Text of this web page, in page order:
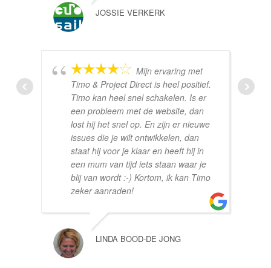
JOSSIE VERKERK
Mijn ervaring met
Timo & Project Direct is heel positief.
Timo kan heel snel schakelen. Is er
een probleem met de website, dan
lost hij het snel op. En zijn er nieuwe
issues die je wilt ontwikkelen, dan
staat hij voor je klaar en heeft hij in
een mum van tijd iets staan waar je
blij van wordt :-) Kortom, ik kan Timo
zeker aanraden!
LINDA BOOD-DE JONG